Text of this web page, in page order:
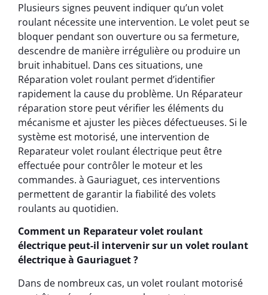
Plusieurs signes peuvent indiquer qu’un volet
roulant nécessite une intervention. Le volet peut se
bloquer pendant son ouverture ou sa fermeture,
descendre de manière irrégulière ou produire un
bruit inhabituel. Dans ces situations, une
Réparation volet roulant permet d’identifier
rapidement la cause du problème. Un Réparateur
réparation store peut vérifier les éléments du
mécanisme et ajuster les pièces défectueuses. Si le
système est motorisé, une intervention de
Reparateur volet roulant électrique peut être
effectuée pour contrôler le moteur et les
commandes. à Gauriaguet, ces interventions
permettent de garantir la fiabilité des volets
roulants au quotidien.
Comment un Reparateur volet roulant
électrique peut-il intervenir sur un volet roulant
électrique à Gauriaguet ?
Dans de nombreux cas, un volet roulant motorisé